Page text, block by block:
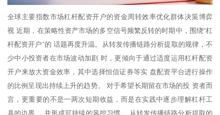
全球主要指数市场杠杆配资开户的资金周转效率优化群体决策博弈
视 近期，在策略性资产市场的多空信号频繁反转的时期中，围绕“杠
杆配资开户”的 话题再度升温。从转发传播链路分析提取的规律，不
少中小投资者在市场波动加剧 时，更倾向于通过适度运用杠杆配资
开户来放大资金效率，其中选择恒信证券等实 盘配资平台进行操作
的比例呈现出持续上升的趋势。 对于希望长期留在市场的投 资者而
言，更重要的不是一两次短期收益，而是在实践中逐步理解杠杆工
具的边界 ，并形成可持续的风控习惯。 从转发传播链路分析提取的